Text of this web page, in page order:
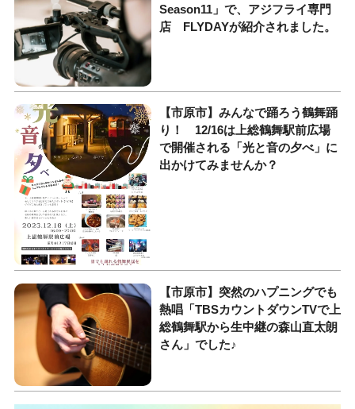
Season11」で、アジフライ専門
店 FLYDAYが紹介されました。
【市原市】みんなで踊ろう鶴舞踊
り！ 12/16は上総鶴舞駅前広場
で開催される「光と音の夕べ」に
出かけてみませんか？
【市原市】突然のハプニングでも
熱唱「TBSカウントダウンTVで上
総鶴舞駅から生中継の森山直太朗
さん」でした♪